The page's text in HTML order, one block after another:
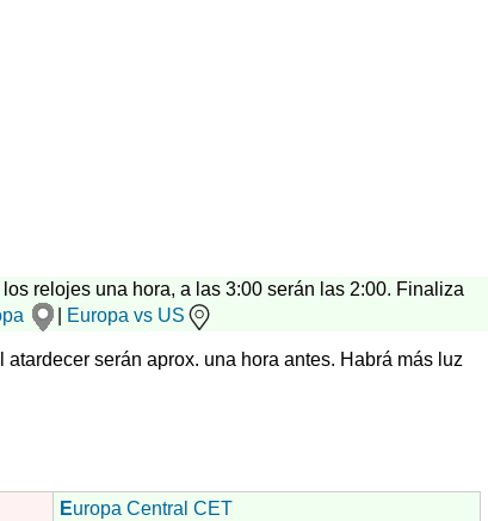
relojes una hora, a las 3:00 serán las 2:00. Finaliza
Europa vs US
serán aprox. una hora antes. Habrá más luz
Europa Central CET